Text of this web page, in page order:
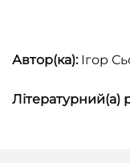
Автор(ка):Ігор
Літературний(а)